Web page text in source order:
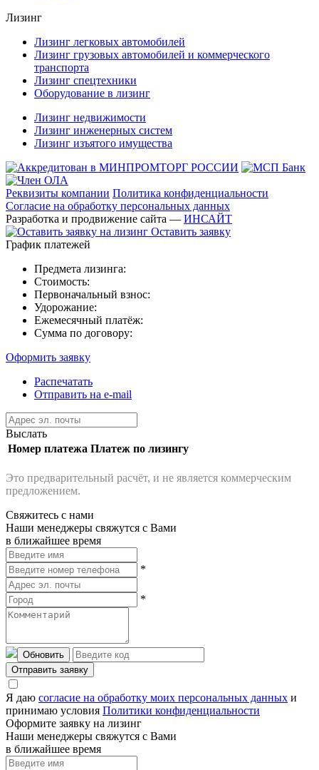
Лизинг
Лизинг легковых автомобилей
Лизинг грузовых автомобилей и коммерческого
транспорта
Лизинг спецтехники
Оборудование в лизинг
Лизинг недвижимости
Лизинг инженерных систем
Лизинг изъятого имущества
Реквизиты компании Политика конфиденциальности
Согласие на обработку персональных данных
Разработка и продвижение сайта — ИНСАЙТ
Оставить заявку
График платежей
Предмета лизинга:
Стоимость:
Первоначальный взнос:
Удорожание:
Ежемесячный платёж:
Сумма по договору:
Оформить заявку
Распечатать
Отправить на e-mail
Выслать
Номер платежа Платеж по лизингу
Это предварительный расчёт, и не является коммерческим
предложением.
Свяжитесь с нами
Наши менеджеры свяжутся с Вами
в ближайшее время
*
*
Обновить
Отправить заявку
Я даю согласие на обработку моих персональных данных и
принимаю условия Политики конфиденциальности
Оформите заявку на лизинг
Наши менеджеры свяжутся с Вами
в ближайшее время